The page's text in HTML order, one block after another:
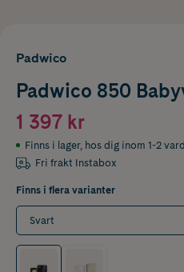
Padwico
Padwico 850
1 397 kr
Finns i lager, hos dig inom 1-2
Fri frakt Instabox
Finns i flera varianter
Svart